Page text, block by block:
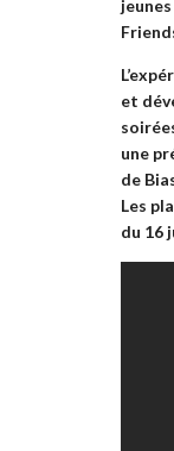
et
une
de
Les
du 16